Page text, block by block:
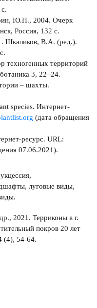
Ю.Н., 2004. Очерк
Россия, 132 с.
Шкаликов, В.А. (ред.).
техногенных территорий
3, 22–24.
– шахты.
species. Интернет-
(дата обращения
ресурс. URL:
07.06.2021).
луговые виды,
2021. Терриконы в г.
покров 20 лет
(4), 54-64.